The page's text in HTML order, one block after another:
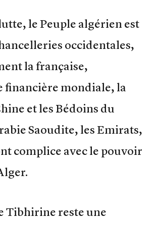
le Peuple algérien est
occidentales,
la française,
financière mondiale, la
et les Bédoins du
Saoudite, les Emirats,
complice avec le pouvoir
Tibhirine reste une